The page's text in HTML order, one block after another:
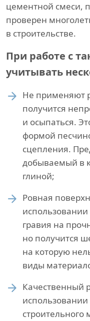
цементной смеси,
проверен
в строительстве.
При работе с
учитывать
Не применяют
получится
и осыпаться.
формой
сцепления.
добываемый в
глиной;
Ровная
гравия на
но получится
на которую
виды
Качественный